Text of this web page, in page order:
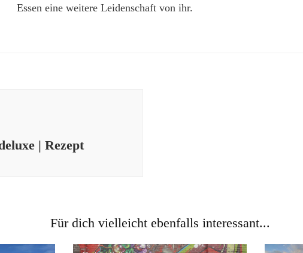
Essen eine weitere Leidenschaft von ihr.
| Rezept
Für dich vielleicht ebenfalls interessant...